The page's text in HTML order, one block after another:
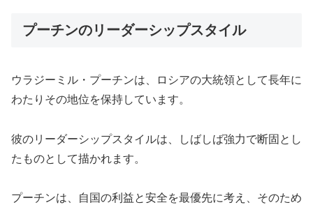
プーチンのリーダーシップスタイル
ウラジーミル・プーチンは、ロシアの大統領として長年に
わたりその地位を保持しています。
彼のリーダーシップスタイルは、しばしば強力で断固とし
たものとして描かれます。
プーチンは、自国の利益と安全を最優先に考え、そのため